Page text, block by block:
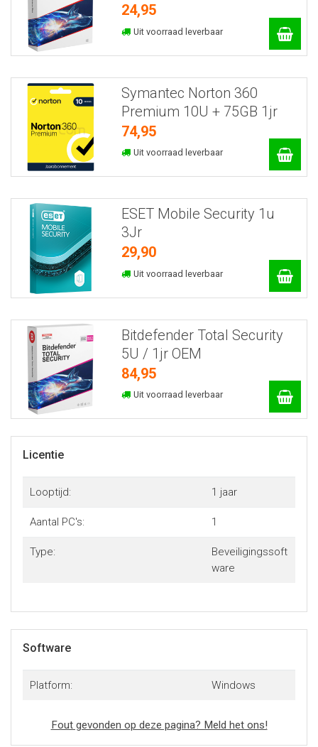
24,95
Uit voorraad leverbaar
Symantec Norton 360
Premium 10U + 75GB 1jr
74,95
Uit voorraad leverbaar
ESET Mobile Security 1u
3Jr
29,90
Uit voorraad leverbaar
Bitdefender Total Security
5U / 1jr OEM
84,95
Uit voorraad leverbaar
Licentie
Looptijd: 1 jaar
Aantal PC's: 1
Type:
Beveiligingssoft
ware
Software
Platform: Windows
Fout gevonden op deze pagina? Meld het ons!